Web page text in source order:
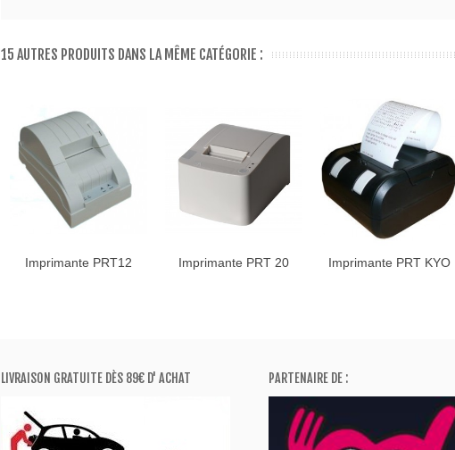
15 AUTRES PRODUITS DANS LA MÊME CATÉGORIE :
Imprimante PRT12 Imprimante PRT 20 Imprimante PRT KYO
LIVRAISON GRATUITE DÈS 89€ D' ACHAT PARTENAIRE DE :